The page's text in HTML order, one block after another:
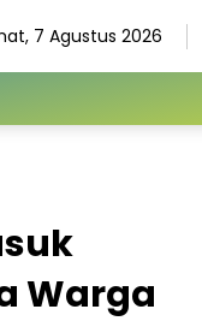
7 Agustus 2026
Warga